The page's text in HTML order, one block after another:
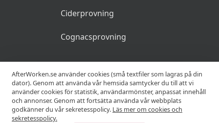
Ciderprovning
Cognacsprovning
KRÖGARE
Anslut din restaurang
AfterWorken.se använder cookies (små textfiler som lagras på din
dator). Genom att använda vår hemsida samtycker du till att vi
använder cookies för statistik, användarmönster, anpassat innehåll
och annonser. Genom att fortsätta använda vår webbplats
godkänner du vår sekretesspolicy. Läs mer om cookies och
sekretesspolicy.